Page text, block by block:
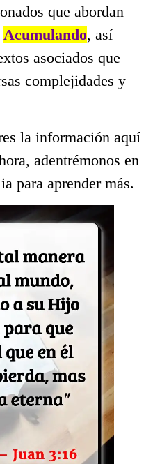
que abordan
Acumulando, así
asociados que
complejidades y
la información aquí
adentrémonos en
para aprender más.